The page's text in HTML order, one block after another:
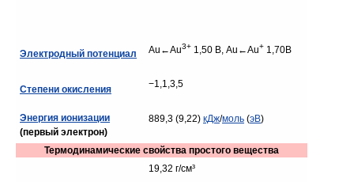
Электродный потенциал Au←Au3+ 1,50 В, Au←Au+ 1,70В
Степени окисления −1,1,3,5
Энергия ионизации
(первый электрон)
889,3 (9,22) кДж/моль (эВ)
Термодинамические свойства простого вещества
19,32 г/см³